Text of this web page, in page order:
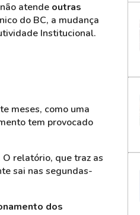
atende outras
do BC, a mudança
Institucional.
meses, como uma
tem provocado
relatório, que traz as
sai nas segundas-
dos